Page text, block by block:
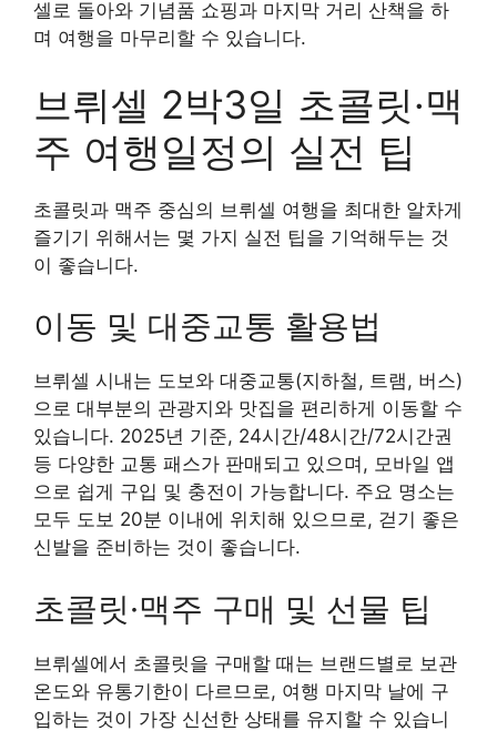
셀로 돌아와 기념품 쇼핑과 마지막 거리 산책을 하
며 여행을 마무리할 수 있습니다.
브뤼셀 2박3일 초콜릿·맥
주 여행일정의 실전 팁
초콜릿과 맥주 중심의 브뤼셀 여행을 최대한 알차게
즐기기 위해서는 몇 가지 실전 팁을 기억해두는 것
이 좋습니다.
이동 및 대중교통 활용법
브뤼셀 시내는 도보와 대중교통(지하철, 트램, 버스)
으로 대부분의 관광지와 맛집을 편리하게 이동할 수
있습니다. 2025년 기준, 24시간/48시간/72시간권
등 다양한 교통 패스가 판매되고 있으며, 모바일 앱
으로 쉽게 구입 및 충전이 가능합니다. 주요 명소는
모두 도보 20분 이내에 위치해 있으므로, 걷기 좋은
신발을 준비하는 것이 좋습니다.
초콜릿·맥주 구매 및 선물 팁
브뤼셀에서 초콜릿을 구매할 때는 브랜드별로 보관
온도와 유통기한이 다르므로, 여행 마지막 날에 구
입하는 것이 가장 신선한 상태를 유지할 수 있습니